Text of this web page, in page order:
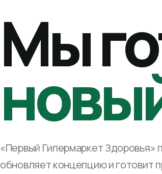
Мы
«Первый Гипермаркет Здоровья»
обновляет концепцию и готовит